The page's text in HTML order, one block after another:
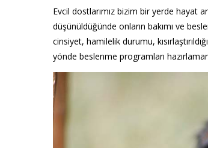
Evcil dostlarımız bizim bir yerde hayat
düşünüldüğünde onların bakımı ve
cinsiyet, hamilelik durumu,
yönde beslenme programları